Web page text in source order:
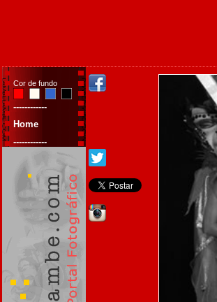
Cor de fundo
------------
Home
------------